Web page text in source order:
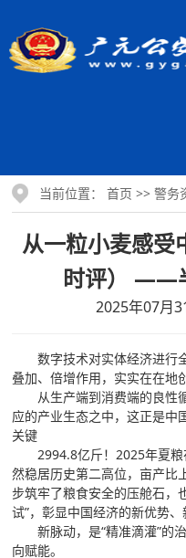
当前位置：首页 >>警务
从一粒小麦感受
时评） ——
2025年07月
数字技术对实体经济进行
叠加、倍增作用，实实在在地
从生产端到消费端的良性
应的产业生态之中，这正是中
关键
2994.8亿斤！2025年夏
然稳居历史第二高位，亩产比
步筑牢了粮食安全的压舱石，
试”，彰显中国经济的新优势、
新脉动，是“精准滴灌”的
向赋能。